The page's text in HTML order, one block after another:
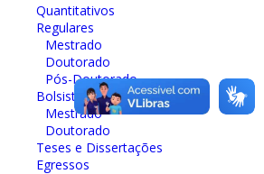
Quantitativos
Regulares
Mestrado
Doutorado
Pós-Doutorado
Bolsistas
Mestrado
Doutorado
Teses e Dissertações
Egressos